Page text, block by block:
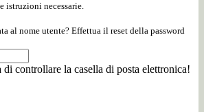
istruzioni necessarie.
al nome utente? Effettua il reset della password
controllare la casella di posta elettronica!